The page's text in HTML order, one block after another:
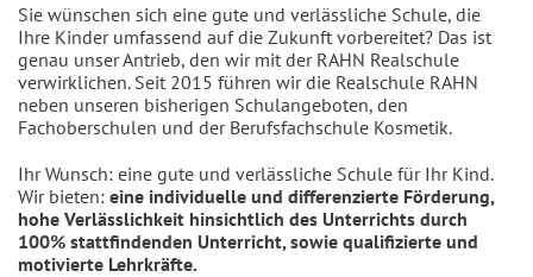
Sie wünschen sich eine gute und verlässliche Schule, die
Ihre Kinder umfassend auf die Zukunft vorbereitet? Das ist
genau unser Antrieb, den wir mit der RAHN Realschule
verwirklichen. Seit 2015 führen wir die Realschule RAHN
neben unseren bisherigen Schulangeboten, den
Fachoberschulen und der Berufsfachschule Kosmetik.
Ihr Wunsch: eine gute und verlässliche Schule für Ihr Kind.
Wir bieten: eine individuelle und differenzierte Förderung,
hohe Verlässlichkeit hinsichtlich des Unterrichts durch
100% stattfindenden Unterricht, sowie qualifizierte und
motivierte Lehrkräfte.